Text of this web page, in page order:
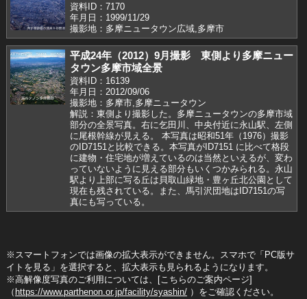
資料ID：7170
年月日：1999/11/29
撮影地：多摩ニュータウン広域,多摩市
平成24年（2012）9月撮影 東側より多摩ニュー
タウン多摩市域全景
資料ID：16139
年月日：2012/09/06
撮影地：多摩市,多摩ニュータウン
解説：東側より撮影した。多摩ニュータウンの多摩市域
部分の全景写真。右に乞田川、中央付近に永山駅、左側
に尾根幹線が見える。 本写真は昭和51年（1976）撮影
のID7151と比較できる。本写真がID7151 に比べて格段
に建物・住宅地が増えているのは当然といえるが、変わ
っていないように見える部分もいくつかみられる。永山
駅より上部に写る丘は貝取山緑地・豊ヶ丘北公園として
現在も残されている。また、馬引沢団地はID7151の写
真にも写っている。
※スマートフォンでは画像の拡大表示ができません。スマホで「PC版サ
イトを見る」を選択すると、拡大表示も見られるようになります。
※高解像度写真のご利用については、[こちらのご案内ページ]
（ https://www.parthenon.or.jp/facility/syashin/）をご確認ください。